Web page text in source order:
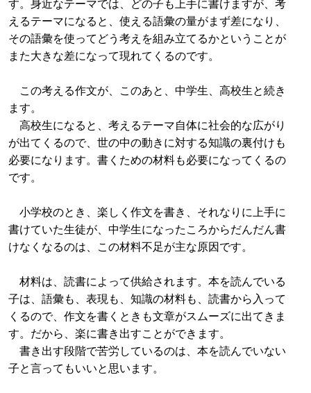
す。身近なテーマでは、どの子も上手に書けますが、考
えるテーマになると、使える語彙の量がまず差になり、
その語彙を使ってどう考えを組み立てるかということが
また大きな差になって現れてくるのです。
この考える作文が、このあと、中学生、高校生と続き
ます。
高校生になると、考えるテーマ自体に社会的な広がり
が出てくるので、世の中の動きに対する知識の裏付けも
必要になります。書くための材料も必要になってくるの
です。
小学校のとき、楽しく作文を書き、それなりに上手に
書けていた生徒が、中学生になったころからだんだん書
けなくなるのは、この材料不足が主な原因です。
材料は、読書によって供給されます。本を読んでいる
子は、語彙も、表現も、知識の材料も、読書から入って
くるので、作文を書くときも文章がスムーズに出てきま
す。だから、楽に書き出すことができます。
書き出す段階で苦労しているのは、本を読んでいない
子と言ってもいいと思います。